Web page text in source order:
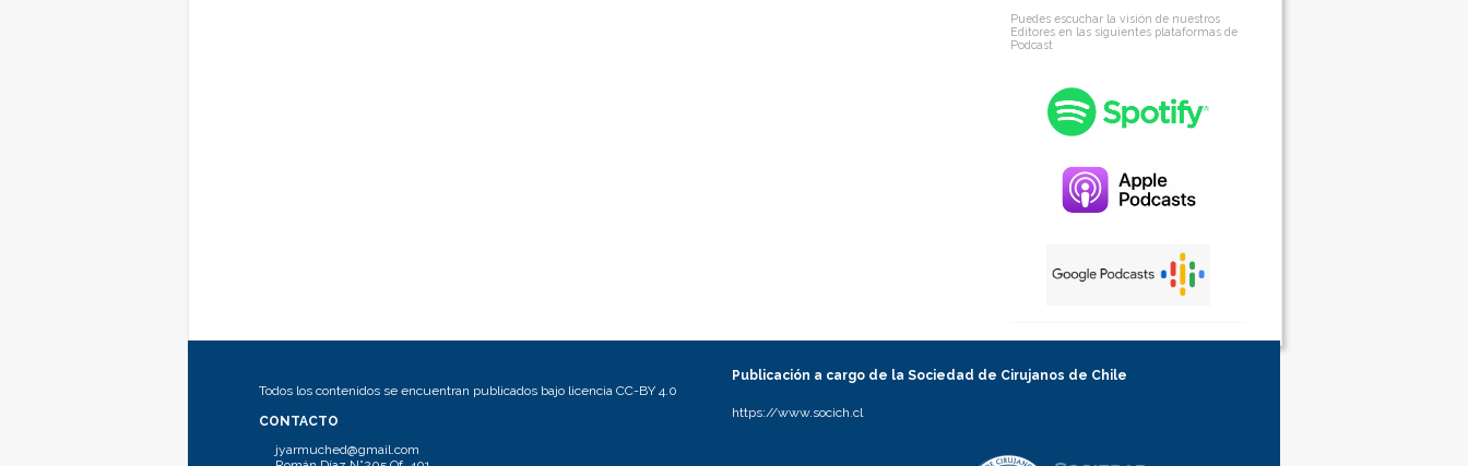
Puedes escuchar la visión de nuestros
Editores en las siguientes plataformas de
Podcast
Todos los contenidos se encuentran publicados bajo licencia CC-BY 4.0
CONTACTO
jyarmuched@gmail.com
Publicación a cargo de la Sociedad de Cirujanos de Chile
https://www.socich.cl